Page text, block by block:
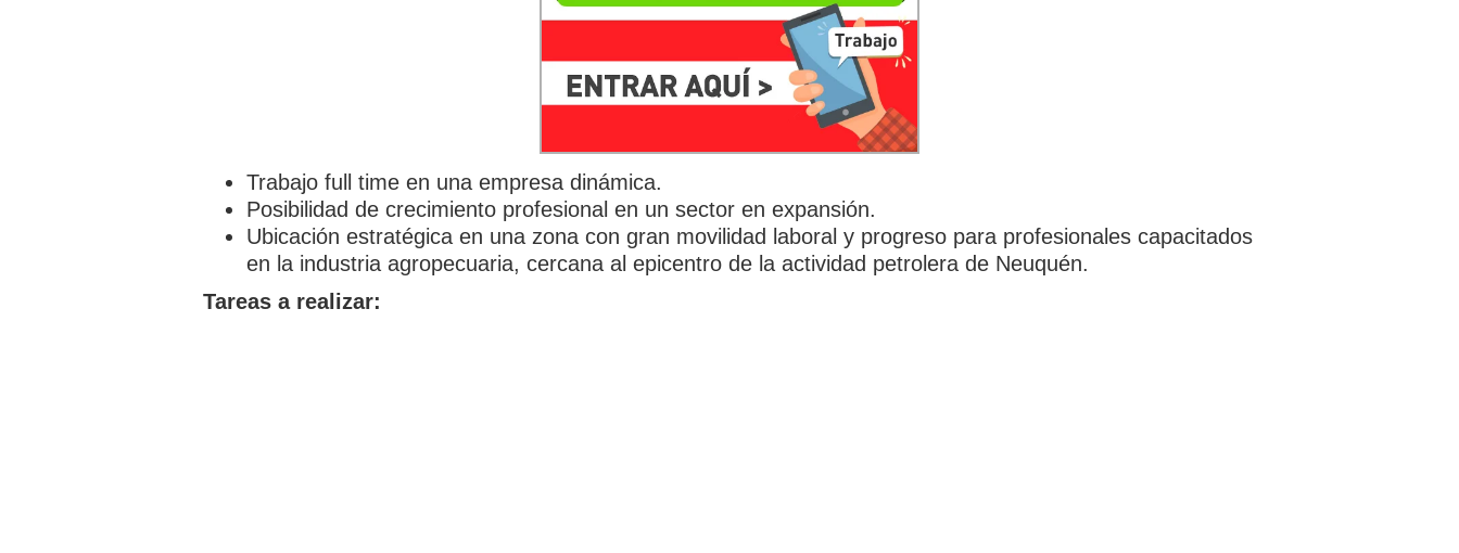
Trabajo full time en una empresa dinámica.
Posibilidad de crecimiento profesional en un sector en expansión.
Ubicación estratégica en una zona con gran movilidad laboral y progreso para profesionales capacitados
en la industria agropecuaria, cercana al epicentro de la actividad petrolera de Neuquén.
Tareas a realizar: